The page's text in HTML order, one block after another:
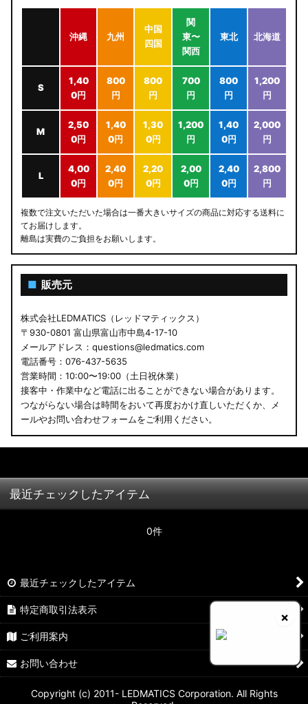
沖縄 九州
中国
四国
関
東〜
関西
東北 北海道
S
1,40
0円
800
円
800
円
700
円
800
円
1,200
円
M
2,50
0円
1,40
0円
1,30
0円
1,200
円
1,40
0円
2,000
円
L
4,00
0円
2,40
0円
2,20
0円
2,00
0円
2,40
0円
2,800
円
複数で注文いただいた場合は一番大きいサイズの商品に対応する送料に
てお届けします。
離島は実費のご負担をお願いします。
■ 販売元
株式会社LEDMATICS（レッドマティックス）
〒930-0801 富山県富山市中島4-17-10
メールアドレス：questions@ledmatics.com
電話番号：076-437-5635
営業時間：10:00〜19:00（土日祝休業）
接客中・作業中など電話に出ることができない場合があります。
つながらない場合は時間をおいて再度おかけ直しいただくか、メ
ールやお問い合わせフォームをご利用ください。
×
最近チェックしたアイテム
0件
最近チェックしたアイテム
特定商取引法表示
ご利用案内
お問い合わせ
Copyright (c) 2011- LEDMATICS Corporation. All Rights